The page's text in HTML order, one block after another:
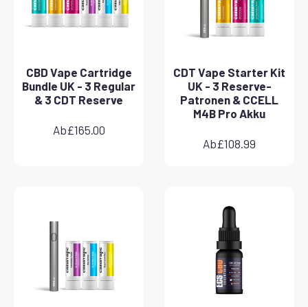
CBD Vape Cartridge
Bundle UK - 3 Regular
& 3 CDT Reserve
Ab£165.00
CDT Vape Starter Kit
UK - 3 Reserve-
Patronen & CCELL
M4B Pro Akku
Ab£108.99